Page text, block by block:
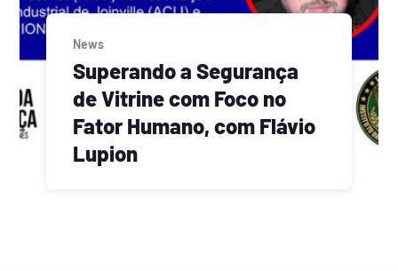
News
Superando a Segurança
de Vitrine com Foco no
Fator Humano, com Flávio
Lupion